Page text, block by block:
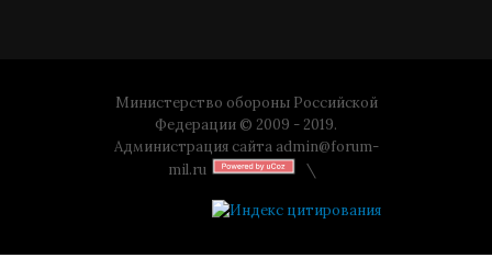
Министерство обороны Российской
Федерации © 2009 - 2019.
Администрация сайта admin@forum-
mil.ru